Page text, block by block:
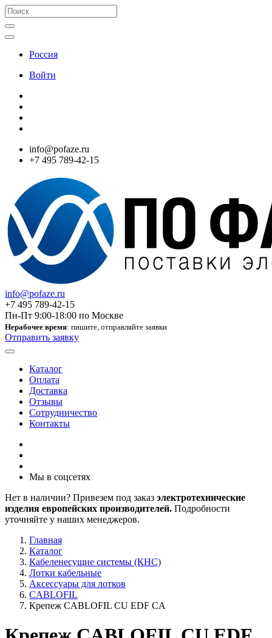
Россия
Войти
info@pofaze.ru
+7 495 789-42-15
info@pofaze.ru
+7 495 789-42-15
Пн-Пт 9:00-18:00 по Москве
Нерабочее время: пишите, отправляйте заявки
Отправить заявку
Каталог
Оплата
Доставка
Отзывы
Сотрудничество
Контакты
Мы в соцсетях
Нет в наличии? Привезем под заказ электротехнические
изделия европейских производителей. Подробности
уточняйте у наших менеджеров.
Главная
Каталог
Кабеленесущие системы (КНС)
Лотки кабельные
Аксессуары для лотков
CABLOFIL
Крепеж CABLOFIL CU EDF CA